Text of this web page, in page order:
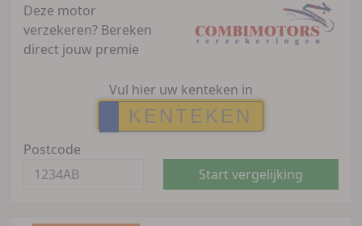
Deze motor
verzekeren? Bereken
direct jouw premie
Vul hier uw kenteken in
Postcode
Start vergelijking